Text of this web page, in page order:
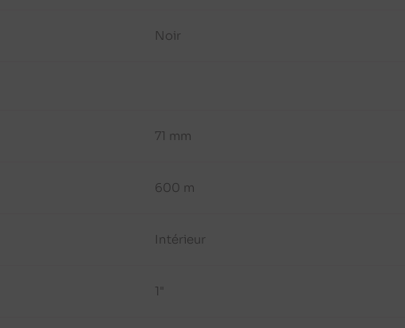
Noir
71 mm
600 m
Intérieur
1"